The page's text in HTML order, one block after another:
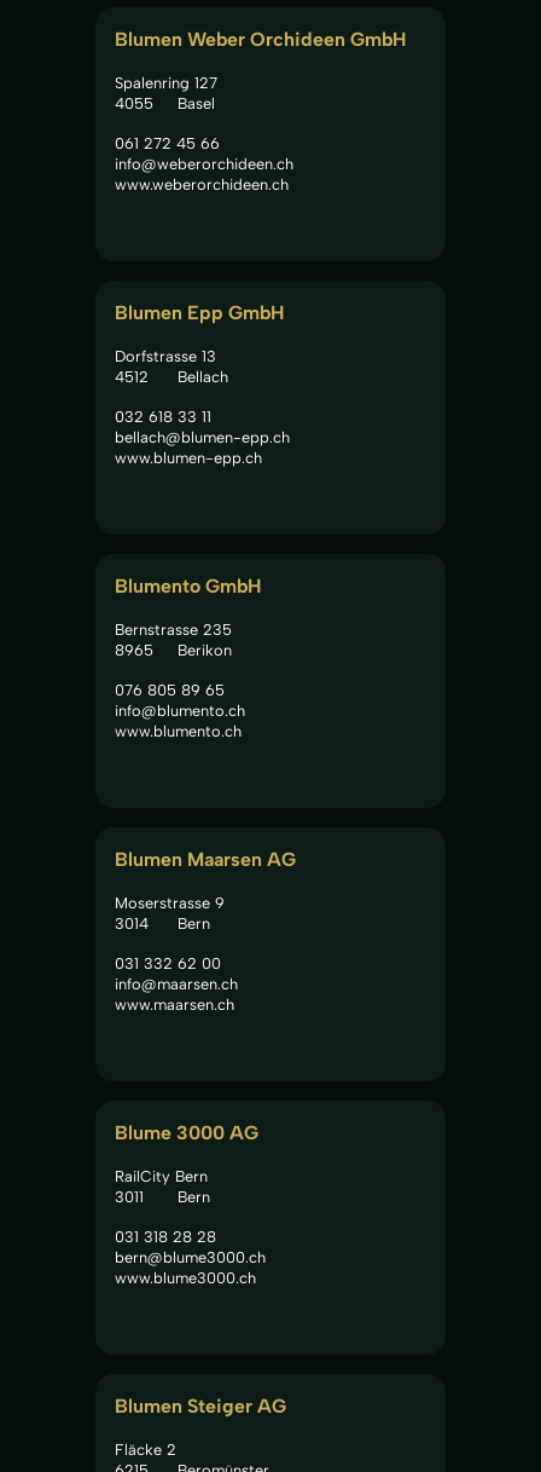
Blumen Weber Orchideen GmbH
Spalenring 127
4055
Basel
061 272 45 66
info@weberorchideen.ch
www.weberorchideen.ch
Blumen Epp GmbH
Dorfstrasse 13
4512
Bellach
032 618 33 11
bellach@blumen-epp.ch
www.blumen-epp.ch
Blumento GmbH
Bernstrasse 235
8965
Berikon
076 805 89 65
info@blumento.ch
www.blumento.ch
Blumen Maarsen AG
Moserstrasse 9
3014
Bern
031 332 62 00
info@maarsen.ch
www.maarsen.ch
Blume 3000 AG
RailCity Bern
3011
Bern
031 318 28 28
bern@blume3000.ch
www.blume3000.ch
Blumen Steiger AG
Fläcke 2